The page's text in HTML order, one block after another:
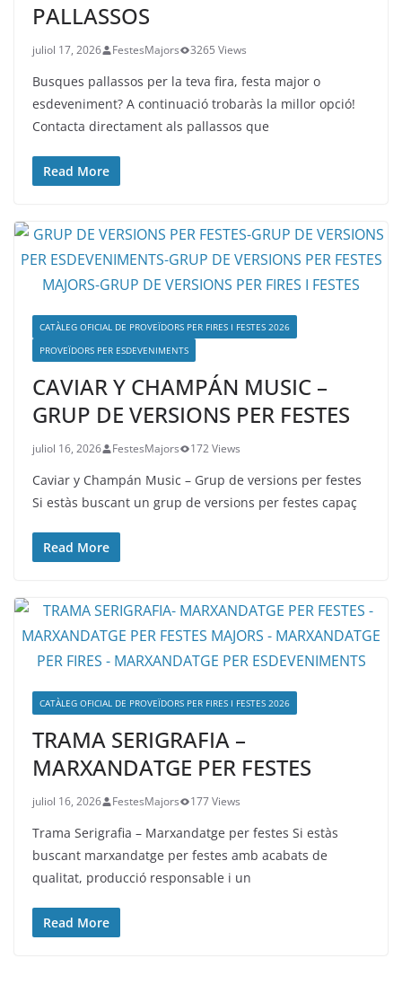
PALLASSOS
juliol 17, 2026 FestesMajors 3265 Views
Busques pallassos per la teva fira, festa major o
esdeveniment? A continuació trobaràs la millor opció!
Contacta directament als pallassos que
Read More
CATÀLEG OFICIAL DE PROVEÏDORS PER FIRES I FESTES 2026
PROVEÏDORS PER ESDEVENIMENTS
CAVIAR Y CHAMPÁN MUSIC –
GRUP DE VERSIONS PER FESTES
juliol 16, 2026 FestesMajors 172 Views
Caviar y Champán Music – Grup de versions per festes
Si estàs buscant un grup de versions per festes capaç
Read More
CATÀLEG OFICIAL DE PROVEÏDORS PER FIRES I FESTES 2026
TRAMA SERIGRAFIA –
MARXANDATGE PER FESTES
juliol 16, 2026 FestesMajors 177 Views
Trama Serigrafia – Marxandatge per festes Si estàs
buscant marxandatge per festes amb acabats de
qualitat, producció responsable i un
Read More